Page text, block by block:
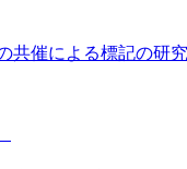
共催による標記の研